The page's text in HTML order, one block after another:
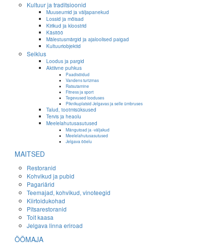
Kultuur ja traditsioonid
Muuseumid ja väljapanekud
Lossid ja mõisad
Kirikud ja kloostrid
Käsitöö
Mälestusmärgid ja ajaloolised paigad
Kultuuriobjektid
Seiklus
Loodus ja pargid
Aktiivne puhkus
Paadisõidud
Vandens turizmas
Ratsutamine
Fitness ja sport
Tegevused looduses
Piknikuplatsid Jelgavas ja selle ümbruses
Talud, tootmisüksused
Tervis ja heaolu
Meelelahutusasutused
Mängutoad ja -väljakud
Meelelahutusasutused
Jelgava ööelu
MAITSED
Restoranid
Kohvikud ja pubid
Pagariärid
Teemajad, kohvikud, vinoteegid
Kiirtoidukohad
Pitsarestoranid
Toit kaasa
Jelgava linna eriroad
ÖÖMAJA